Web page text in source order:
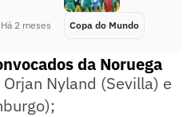
Há 2 meses Copa do Mundo
da Noruega
Nyland (Sevilla) e